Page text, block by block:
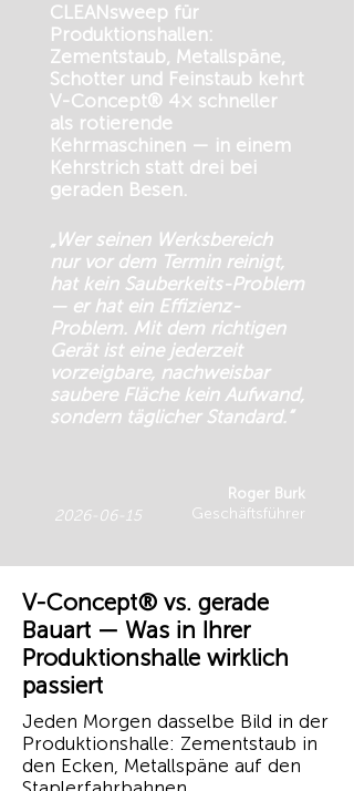
CLEANsweep für
Produktionshallen:
Zementstaub, Metallspäne,
Schotter und Feinstaub kehrt
V-Concept® 4× schneller
als rotierende
Kehrmaschinen — in einem
Kehrstrich statt drei bei
geraden Besen.
„Wer seinen Werksbereich
nur vor dem Termin reinigt,
hat kein Sauberkeits-Problem
— er hat ein Effizienz-
Problem. Mit dem richtigen
Gerät ist eine jederzeit
vorzeigbare, nachweisbar
saubere Fläche kein Aufwand,
sondern täglicher Standard.“
2026-06-15
Roger Burk
Geschäftsführer
V-Concept® vs. gerade
Bauart — Was in Ihrer
Produktionshalle wirklich
passiert
Jeden Morgen dasselbe Bild in der
Produktionshalle: Zementstaub in
den Ecken, Metallspäne auf den